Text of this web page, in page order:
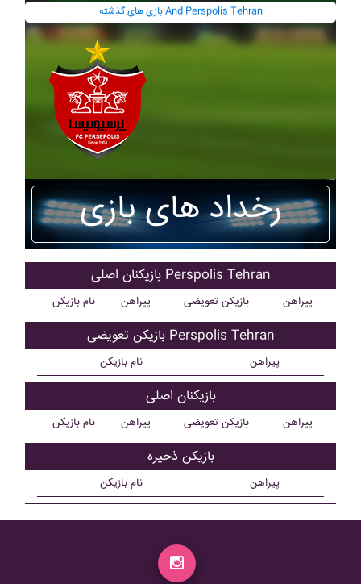
بازی های گذشته And Perspolis Tehran
رخداد های بازی
بازیکنان اصلی Perspolis Tehran
نام بازیکن پیراهن بازیکن تعویضی پیراهن
بازیکن تعویضی Perspolis Tehran
نام بازیکن پیراهن
بازیکنان اصلی
نام بازیکن پیراهن بازیکن تعویضی پیراهن
بازیکن ذحیره
نام بازیکن پیراهن